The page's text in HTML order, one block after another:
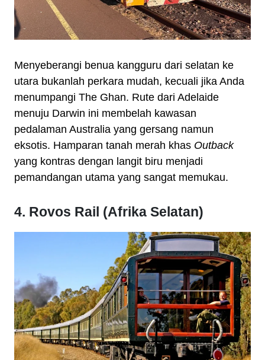
Menyeberangi benua kangguru dari selatan ke
utara bukanlah perkara mudah, kecuali jika Anda
menumpangi The Ghan. Rute dari Adelaide
menuju Darwin ini membelah kawasan
pedalaman Australia yang gersang namun
eksotis. Hamparan tanah merah khas Outback
yang kontras dengan langit biru menjadi
pemandangan utama yang sangat memukau.
4. Rovos Rail (Afrika Selatan)